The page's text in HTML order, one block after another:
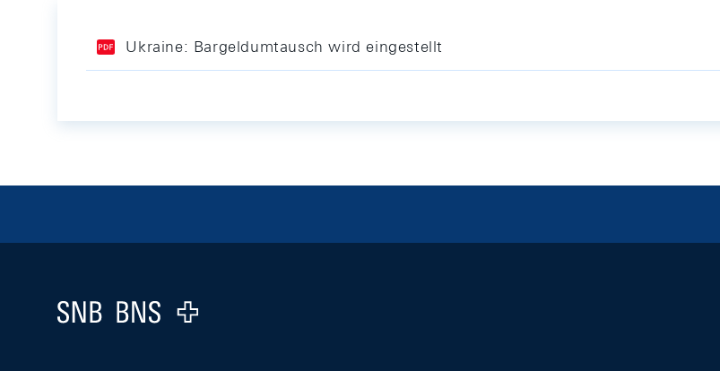
Ukraine: Bargeldumtausch wird eingestellt
Logo